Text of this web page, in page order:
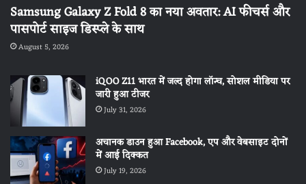
Samsung Galaxy Z Fold 8 का नया अवतार: AI फीचर्स और
पासपोर्ट साइज डिस्प्ले के साथ
August 5, 2026
iQOO Z11 भारत में जल्द होगा लॉन्च, सोशल मीडिया पर
जारी हुआ टीजर
July 31, 2026
अचानक डाउन हुआ Facebook, एप और वेबसाइट दोनों
में आई दिक्कत
July 19, 2026